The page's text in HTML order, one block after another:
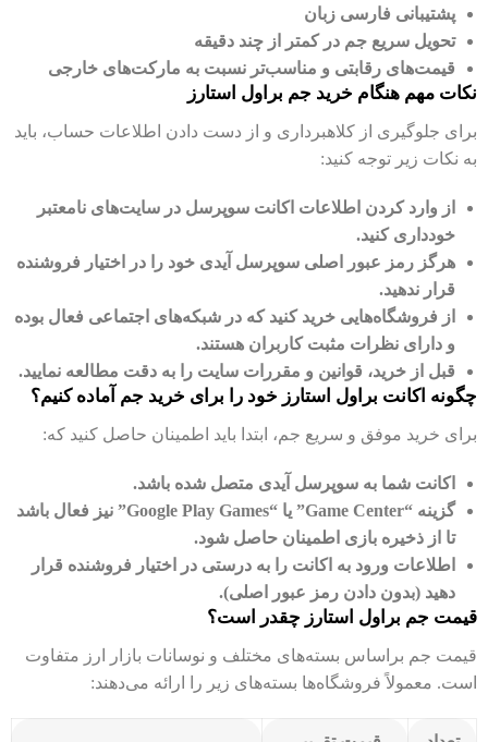
پشتیبانی فارسی زبان
تحویل سریع جم در کمتر از چند دقیقه
قیمت‌های رقابتی و مناسب‌تر نسبت به مارکت‌های خارجی
نکات مهم هنگام خرید جم براول استارز
برای جلوگیری از کلاهبرداری و از دست دادن اطلاعات حساب، باید
به نکات زیر توجه کنید:
از وارد کردن اطلاعات اکانت سوپرسل در سایت‌های نامعتبر
خودداری کنید.
هرگز رمز عبور اصلی سوپرسل آیدی خود را در اختیار فروشنده
قرار ندهید.
از فروشگاه‌هایی خرید کنید که در شبکه‌های اجتماعی فعال بوده
و دارای نظرات مثبت کاربران هستند.
قبل از خرید، قوانین و مقررات سایت را به دقت مطالعه نمایید.
چگونه اکانت براول استارز خود را برای خرید جم آماده کنیم؟
برای خرید موفق و سریع جم، ابتدا باید اطمینان حاصل کنید که:
اکانت شما به سوپرسل آیدی متصل شده باشد.
گزینه “Game Center” یا “Google Play Games” نیز فعال باشد
تا از ذخیره بازی اطمینان حاصل شود.
اطلاعات ورود به اکانت را به درستی در اختیار فروشنده قرار
دهید (بدون دادن رمز عبور اصلی).
قیمت جم براول استارز چقدر است؟
قیمت جم براساس بسته‌های مختلف و نوسانات بازار ارز متفاوت
است. معمولاً فروشگاه‌ها بسته‌های زیر را ارائه می‌دهند: